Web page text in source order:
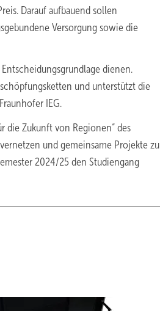
Darauf aufbauend sollen
Versorgung sowie die
dienen.
und unterstützt die
IEG.
die Zukunft von Regionen“ des
und gemeinsame Projekte zu
2024/25 den Studiengang